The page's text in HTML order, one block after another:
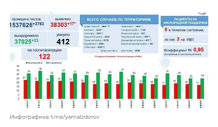
Инфографика: t.me/yamalzdorov